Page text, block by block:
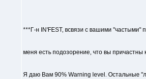
***Г-н IN'FEST, всвязи с вашими "частыми"
меня есть подозорение, что вы причастны
Я даю Вам 90% Warning level. Остальные